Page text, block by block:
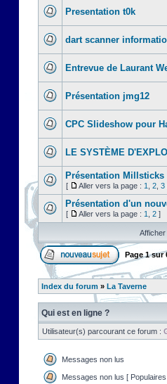
Presentation t0k
dart scanner
Entrevue de Laurant
Présentation jmg12
CPC Slideshow pour
LE SYSTÈME
Présentation Millsticks
[ Aller vers la page : 1 2 3
Présentation d'un
[ Aller vers la page : 1 2 ]
Page1sur
Index du forum » La Taverne
Qui est en ligne ?
Utilisateur(s) parcourant ce forum :
Messages non lus
Messages non lus [